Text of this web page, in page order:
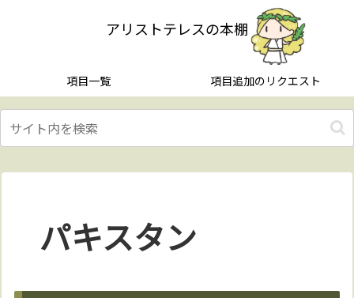
アリストテレスの本棚
項目一覧 項目追加のリクエスト
パキスタン